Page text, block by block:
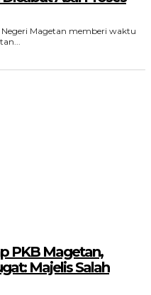
Magetan memberi waktu
PKB Magetan,
Majelis Salah